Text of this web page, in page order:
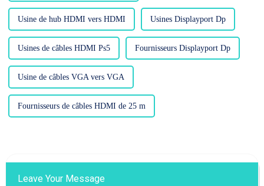
Usine de hub HDMI vers HDMI Usines Displayport Dp
Usines de câbles HDMI Ps5 Fournisseurs Displayport Dp
Usine de câbles VGA vers VGA
Fournisseurs de câbles HDMI de 25 m
Leave Your Message